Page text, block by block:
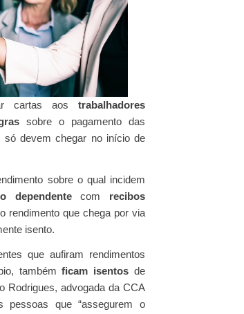
cartas aos trabalhadores
sobre o pagamento das
só devem chegar no início de
sobre o qual incidem
dependentecom recibos
rendimento que chega por via
isento.
que aufiram rendimentos
tambémficam isentosde
Rodrigues, advogada da CCA
que “assegurem o